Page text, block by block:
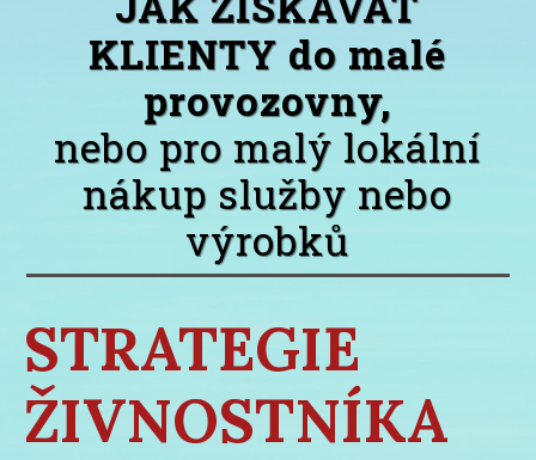
KLIENTY do malé
provozovny,
nebo pro malý lokální
nákup služby nebo
výrobků
STRATEGIE
ŽIVNOSTNÍKA